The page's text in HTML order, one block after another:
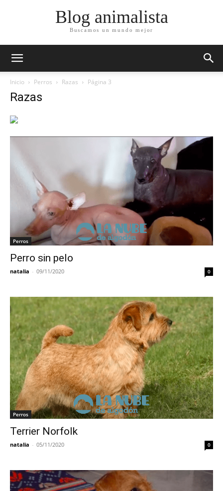
Blog animalista
Buscamos un mundo mejor
Inicio Perros Razas Página 3
Razas
Perros
Perro sin pelo
natalia - 09/11/2020 0
Perros
Terrier Norfolk
natalia - 05/11/2020 0